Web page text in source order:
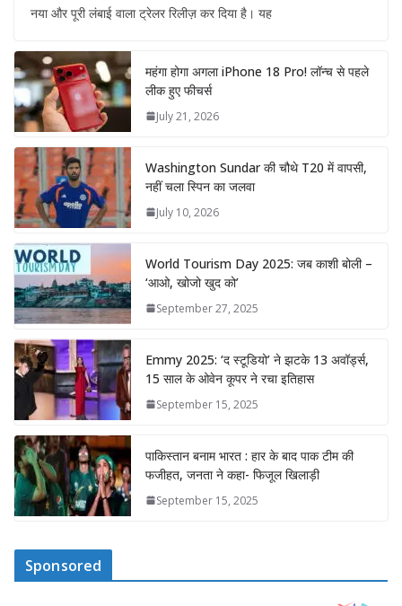
नया और पूरी लंबाई वाला ट्रेलर रिलीज़ कर दिया है। यह
महंगा होगा अगला iPhone 18 Pro! लॉन्च से पहले
लीक हुए फीचर्स
July 21, 2026
Washington Sundar की चौथे T20 में वापसी,
नहीं चला स्पिन का जलवा
July 10, 2026
World Tourism Day 2025: जब काशी बोली –
‘आओ, खोजो खुद को’
September 27, 2025
Emmy 2025: ‘द स्टूडियो’ ने झटके 13 अवॉर्ड्स,
15 साल के ओवेन कूपर ने रचा इतिहास
September 15, 2025
पाकिस्तान बनाम भारत : हार के बाद पाक टीम की
फजीहत, जनता ने कहा- फिजूल खिलाड़ी
September 15, 2025
Sponsored